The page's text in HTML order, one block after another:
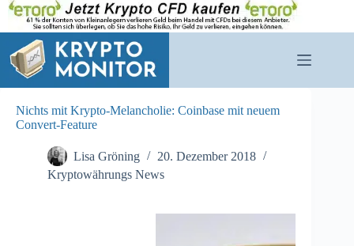
Zum
Inhalt
springen
Nichts mit Krypto-Melancholie: Coinbase mit neuem
Convert-Feature
Lisa Gröning
20. Dezember 2018
Kryptowährungs News